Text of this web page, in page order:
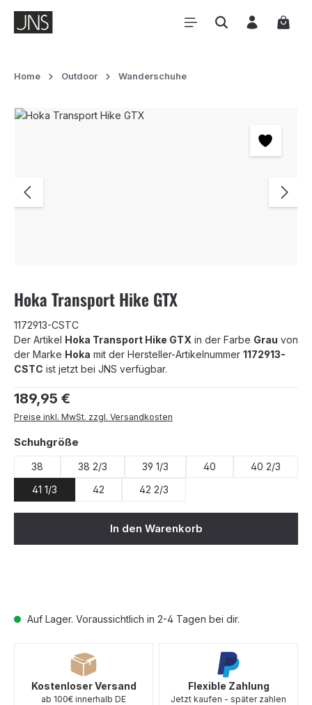
Zum Hauptinhalt springen
Home Outdoor Wanderschuhe
Bildergalerie überspringen
Hoka Transport Hike GTX
1172913-CSTC
Der Artikel Hoka Transport Hike GTX in der Farbe Grau von
der Marke Hoka mit der Hersteller-Artikelnummer 1172913-
CSTC ist jetzt bei JNS verfügbar.
Regulärer Preis:
189,95 €
Preise inkl. MwSt. zzgl. Versandkosten
Auf Lager. Voraussichtlich in 2-4 Tagen bei dir.
Schuhgröße
38 38 2/3 39 1/3 40
40 2/3
41 1/3
42 42 2/3
In den Warenkorb
Kostenloser Versand
ab 100€ innerhalb DE
Flexible Zahlung
Jetzt kaufen - später zahlen